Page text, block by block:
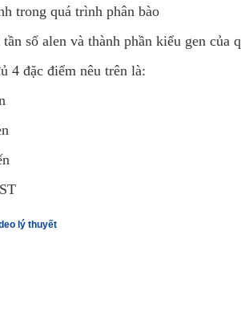
trong quá trình phân bào
số alen và thành phần kiểu gen của
4 đặc điểm nêu trên là:
lý thuyết